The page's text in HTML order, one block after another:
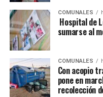
COMUNALES
Hospital de
sumarse al
COMUNALES
Con acopio
pone en
recolección